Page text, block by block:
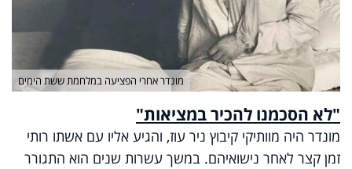
מונדר אחרי הפציעה במלחמת ששת הימים
"לא הסכמנו להכיר במציאות"
מונדר היה מוותיקי קיבוץ ניר עוז, והגיע אליו עם אשתו רותי
זמן קצר לאחר נישואיהם. במשך עשרות שנים הוא התגורר